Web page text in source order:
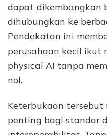
dapat dikembangkan
dihubungkan ke
Pendekatan ini
perusahaan kecil ikut
physical AI tanpa
nol.
Keterbukaan
penting bagi standar